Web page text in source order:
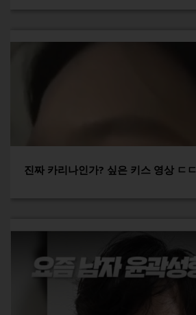
진짜 카리나인가? 싶은 키스 영상 ㄷㄷ